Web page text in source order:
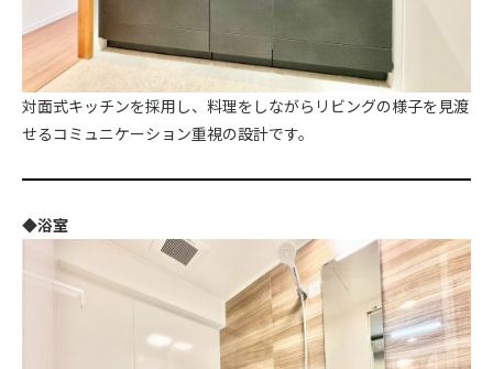
対面式キッチンを採用し、料理をしながらリビングの様子を見渡
せるコミュニケーション重視の設計です。
◆浴室